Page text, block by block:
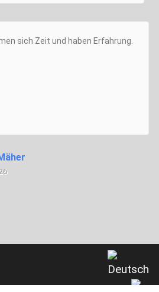
sich Zeit und haben Erfahrung.